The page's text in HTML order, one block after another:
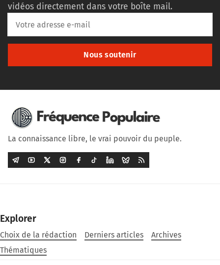
vidéos directement dans votre boîte mail.
Nous soutenir
La connaissance libre, le vrai pouvoir du peuple.
Explorer
Choix de la rédaction Derniers articles
Archives
Thématiques